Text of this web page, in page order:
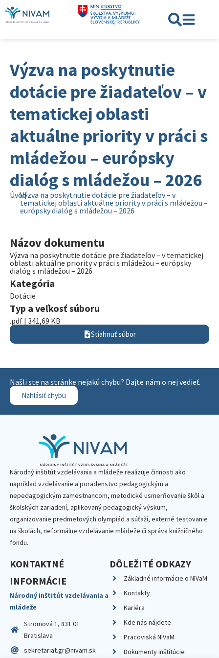
Výzva na poskytnutie
dotácie pre žiadateľov – v
tematickej oblasti
aktuálne priority v práci s
mládežou – európsky
dialóg s mládežou – 2026
ÚvodVýzva na poskytnutie dotácie pre žiadateľov – v
tematickej oblasti aktuálne priority v práci s mládežou –
európsky dialóg s mládežou – 2026
Názov dokumentu
Výzva na poskytnutie dotácie pre žiadateľov – v tematickej
oblasti aktuálne priority v práci s mládežou – európsky
dialóg s mládežou – 2026
Kategória
Dotácie
Typ a veľkosť súboru
.pdf | 341,69 KB
Stiahnuť súbor
Našli ste na stránke nejakú chybu? Dajte nám o nej vedieť.
Nahlásiť chybu
Národný inštitút vzdelávania a mládeže realizuje činnosti ako
napríklad vzdelávanie a poradenstvo pedagogickým a
nepedagogickým zamestnancom, metodické usmerňovanie škôl a
školských zariadení, aplikovaný pedagogický výskum,
organizovanie predmetových olympiád a súťaží, externé testovanie
na školách, neformálne vzdelávanie mládeže či správa knižničného
fondu.
KONTAKTNÉ
INFORMÁCIE
Národný inštitút vzdelávania a
mládeže
Stromová 1, 831 01
Bratislava
sekretariat.gr@nivam.sk
DÔLEŽITÉ ODKAZY
Základné informácie o NIVaM
Kontakty
Kariéra
Kde nás nájdete
Pracoviská NIVaM
Dokumenty inštitúcie